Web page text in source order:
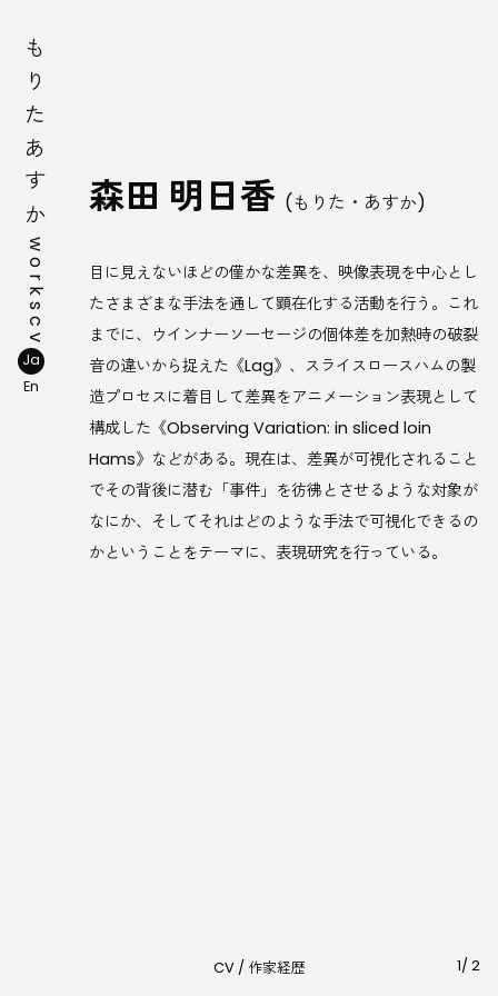
もりたあすか
works
cv
Ja
En
森田 明日香 (もりた・あすか)
目に見えないほどの僅かな差異を、映像表現を中心とし
たさまざまな手法を通して顕在化する活動を行う。これ
までに、ウインナーソーセージの個体差を加熱時の破裂
音の違いから捉えた《Lag》、スライスロースハムの製
造プロセスに着目して差異をアニメーション表現として
構成した《Observing Variation: in sliced loin
Hams》などがある。現在は、差異が可視化されること
でその背後に潜む「事件」を彷彿とさせるような対象が
なにか、そしてそれはどのような手法で可視化できるの
かということをテーマに、表現研究を行っている。
CV / 作家経歴 1/ 2